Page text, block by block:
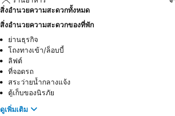
สิ่งอำนวยความสะดวกทั้งหมด
สิ่งอำนวยความสะดวกของที่พัก
ย่านธุรกิจ
โถงทางเข้า/ล็อบบี้
ลิฟต์
ที่จอดรถ
สระว่ายน้ำกลางแจ้ง
ตู้เก็บของนิรภัย
ดูเพิ่มเติม